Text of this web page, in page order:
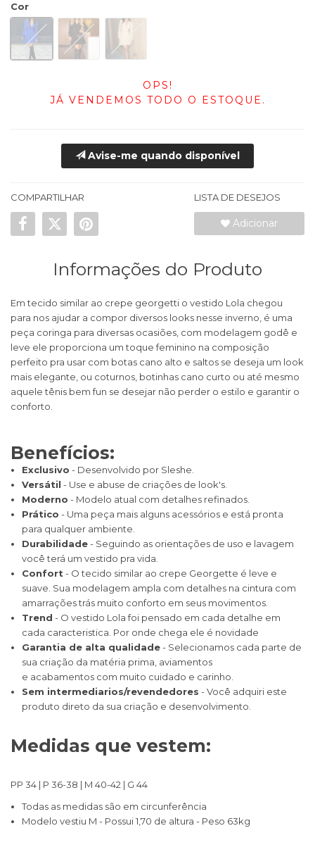
Cor
OPS!
JÁ VENDEMOS TODO O ESTOQUE.
Avise-me quando disponível
COMPARTILHAR LISTA DE DESEJOS
Adicionar
Informações do Produto
Em tecido similar ao crepe georgetti o vestido Lola chegou
para nos ajudar a compor diversos looks nesse inverno, é uma
peça coringa para diversas ocasiões, com modelagem godê e
leve ele proporciona um toque feminino na composição
perfeito pra usar com botas cano alto e saltos se deseja um look
mais elegante, ou coturnos, botinhas cano curto ou até mesmo
aquele tênis bem fun se desejar não perder o estilo e garantir o
conforto.
Benefícios:
Exclusivo - Desenvolvido por Sleshe.
Versátil - Use e abuse de criações de look's.
Moderno - Modelo atual com detalhes refinados.
Prático - Uma peça mais alguns acessórios e está pronta
para qualquer ambiente.
Durabilidade- Seguindo as orientações de uso e lavagem
você terá um vestido pra vida.
Confort- O tecido similar ao crepe Georgette é leve e
suave. Sua modelagem ampla com detalhes na cintura com
amarrações trás muito conforto em seus movimentos.
Trend - O vestido Lola foi pensado em cada detalhe em
cada caracteristica. Por onde chega ele é novidade
Garantia de alta qualidade- Selecionamos cada parte de
sua criação da matéria prima, aviamentos
e acabamentos com muito cuidado e carinho.
Sem intermediarios/revendedores - Você adquiri este
produto direto da sua criação e desenvolvimento.
Medidas que vestem:
PP 34 | P 36-38 | M 40-42 | G 44
Todas as medidas são em circunferência
Modelo vestiu M - Possui 1,70 de altura - Peso 63kg